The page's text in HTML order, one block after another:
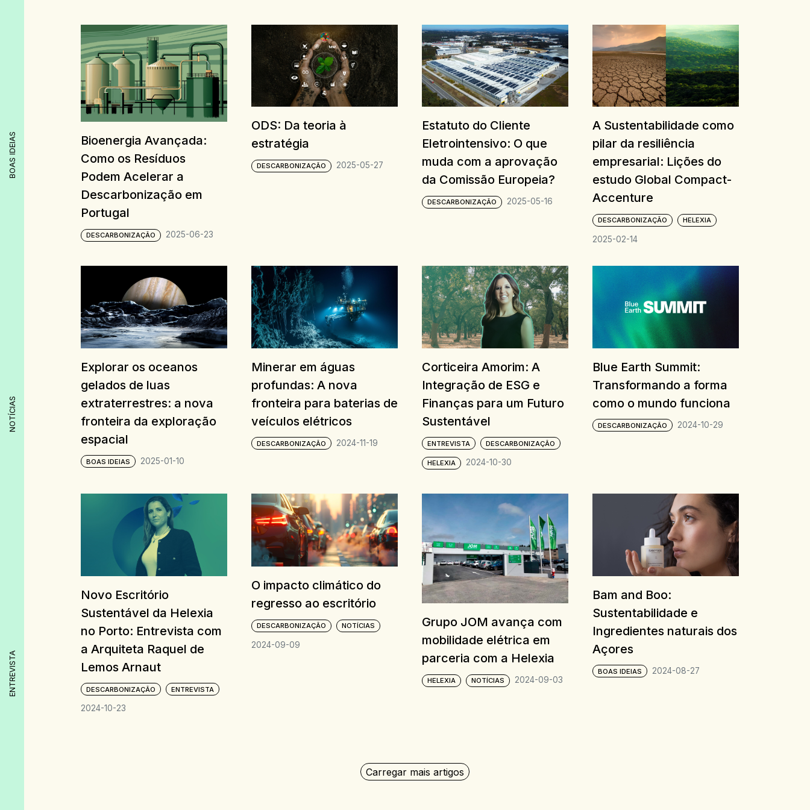
ENTREVISTA
NOTÍCIAS
BOAS IDEIAS
Bioenergia Avançada:
Como os Resíduos
Podem Acelerar a
Descarbonização em
Portugal
DESCARBONIZAÇÃO 2025-06-23
ODS: Da teoria à
estratégia
DESCARBONIZAÇÃO 2025-05-27
Estatuto do Cliente
Eletrointensivo: O que
muda com a aprovação
da Comissão Europeia?
DESCARBONIZAÇÃO 2025-05-16
A Sustentabilidade como
pilar da resiliência
empresarial: Lições do
estudo Global Compact-
Accenture
DESCARBONIZAÇÃO HELEXIA
2025-02-14
Explorar os oceanos
gelados de luas
extraterrestres: a nova
fronteira da exploração
espacial
BOAS IDEIAS 2025-01-10
Minerar em águas
profundas: A nova
fronteira para baterias de
veículos elétricos
DESCARBONIZAÇÃO 2024-11-19
Corticeira Amorim: A
Integração de ESG e
Finanças para um Futuro
Sustentável
ENTREVISTA DESCARBONIZAÇÃO
HELEXIA 2024-10-30
Blue Earth Summit:
Transformando a forma
como o mundo funciona
DESCARBONIZAÇÃO 2024-10-29
Novo Escritório
Sustentável da Helexia
no Porto: Entrevista com
a Arquiteta Raquel de
Lemos Arnaut
DESCARBONIZAÇÃO ENTREVISTA
2024-10-23
O impacto climático do
regresso ao escritório
DESCARBONIZAÇÃO NOTÍCIAS
2024-09-09
Grupo JOM avança com
mobilidade elétrica em
parceria com a Helexia
HELEXIA NOTÍCIAS 2024-09-03
Bam and Boo:
Sustentabilidade e
Ingredientes naturais dos
Açores
BOAS IDEIAS 2024-08-27
Carregar mais artigos